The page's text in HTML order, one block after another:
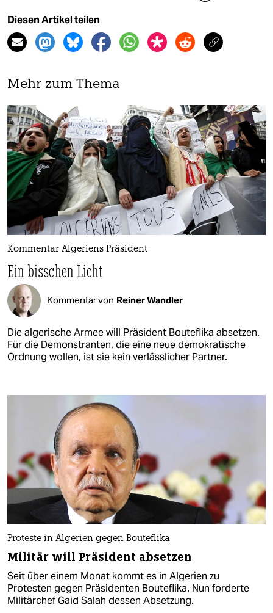
Diesen Artikel teilen
Mehr zum Thema
Kommentar Algeriens Präsident
Ein bisschen Licht
Kommentar von Reiner Wandler
Die algerische Armee will Präsident Bouteflika absetzen.
Für die Demonstranten, die eine neue demokratische
Ordnung wollen, ist sie kein verlässlicher Partner.
Proteste in Algerien gegen Bouteflika
Militär will Präsident absetzen
Seit über einem Monat kommt es in Algerien zu
Protesten gegen Präsidenten Bouteflika. Nun forderte
Militärchef Gaid Salah dessen Absetzung.